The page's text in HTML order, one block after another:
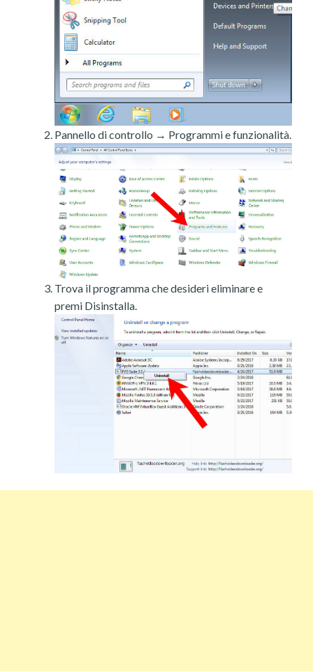
Pannello di controllo → Programmi e funzionalità.
Trova il programma che desideri eliminare e
premi Disinstalla.